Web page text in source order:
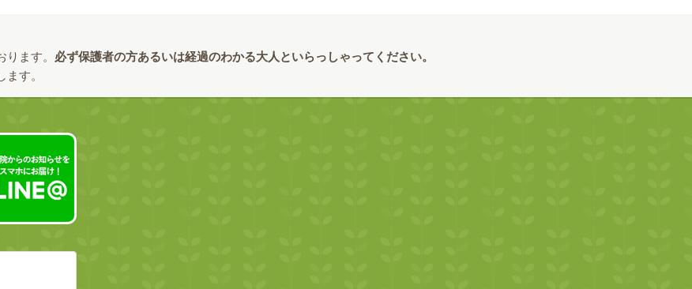
ます。 必ず保護者の方あるいは経過のわかる大人といらっしゃってください。
す。